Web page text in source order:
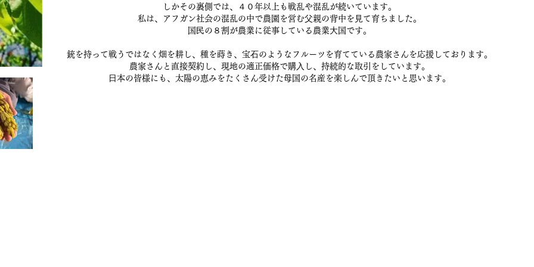
しかその裏側では、４０年以上も戦乱や混乱が続いています。
私は、アフガン社会の混乱の中で農園を営む⽗親の背中を⾒て育ちました。
国⺠の８割が農業に従事している農業⼤国です。
銃を持って戦うではなく畑を耕し、種を蒔き、宝⽯のようなフルーツを育てている農家さんを応援しております。
農家さんと直接契約し、現地の適正価格で購⼊し、持続的な取引をしています。
⽇本の皆様にも、太陽の恵みをたくさん受けた⺟国の名産を楽しんで頂きたいと思います。